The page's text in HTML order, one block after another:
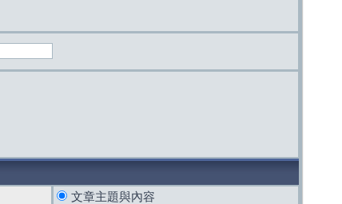
文章主題與內容